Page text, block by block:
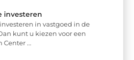
investeren
in vastgoed in de
kunt u kiezen voor een
Center ...